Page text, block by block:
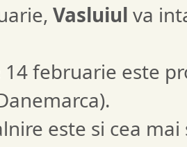
Vasluiul va
14 februarie este
este si cea